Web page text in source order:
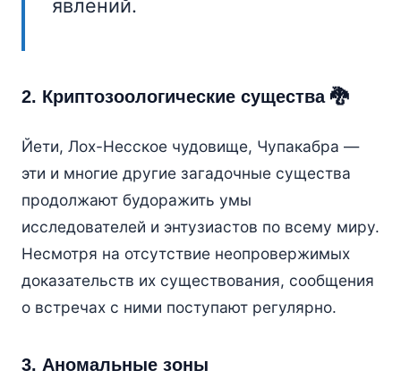
явлений.
2. Криптозоологические существа 🐉
Йети, Лох-Несское чудовище, Чупакабра —
эти и многие другие загадочные существа
продолжают будоражить умы
исследователей и энтузиастов по всему миру.
Несмотря на отсутствие неопровержимых
доказательств их существования, сообщения
о встречах с ними поступают регулярно.
3. Аномальные зоны